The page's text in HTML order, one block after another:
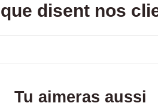
disent nos
Tu aimeras aussi